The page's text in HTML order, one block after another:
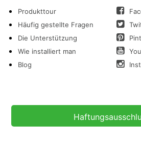
Produkttour
Häufig gestellte Fragen
Die Unterstützung
Wie installiert man
Blog